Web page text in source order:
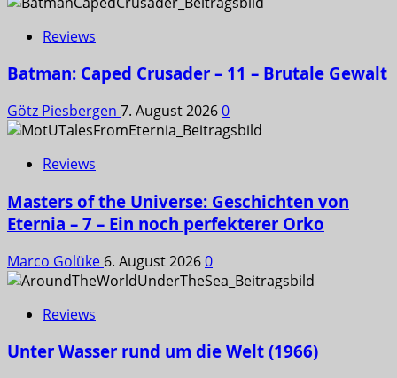
Reviews
Batman: Caped Crusader – 11 – Brutale Gewalt
Götz Piesbergen 7. August 20260
Reviews
Masters of the Universe: Geschichten von
Eternia – 7 – Ein noch perfekterer Orko
Marco Golüke 6. August 20260
Reviews
Unter Wasser rund um die Welt (1966)